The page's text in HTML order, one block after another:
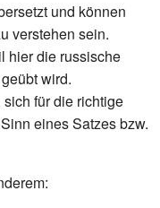
und können
verstehen sein.
hier die russische
wird.
für die richtige
eines Satzes bzw.